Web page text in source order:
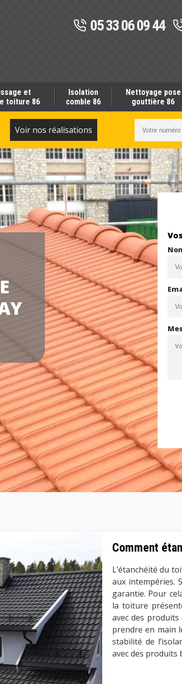
05 33 06 09 44
et
toiture 86
Isolation
comble 86
Nettoyage pose
gouttière 86
Voir nos réalisations
Comment
L’étanchéité du
aux intempéries.
garantie. Pour
la toiture
avec des
prendre en main
stabilité de
avec des produits